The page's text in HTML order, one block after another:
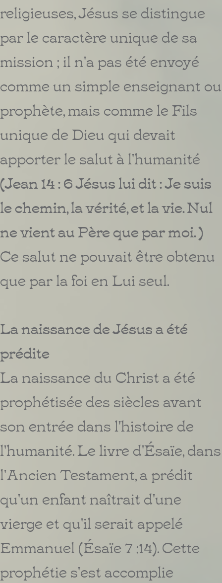
religieuses, Jésus se distingue
par le caractère unique de sa
mission ; il n'a pas été envoyé
comme un simple enseignant ou
prophète, mais comme le Fils
unique de Dieu qui devait
apporter le salut à l'humanité
(Jean 14 : 6 Jésus lui dit : Je suis
le chemin, la vérité, et la vie. Nul
ne vient au Père que par moi. )
Ce salut ne pouvait être obtenu
que par la foi en Lui seul.
La naissance de Jésus a été
prédite
La naissance du Christ a été
prophétisée des siècles avant
son entrée dans l'histoire de
l'humanité. Le livre d'Ésaïe, dans
l'Ancien Testament, a prédit
qu'un enfant naîtrait d'une
vierge et qu'il serait appelé
Emmanuel (Ésaïe 7 :14). Cette
prophétie s'est accomplie